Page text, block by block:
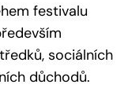
festivalu
sociálních
důchodů.